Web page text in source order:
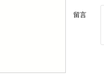
留言